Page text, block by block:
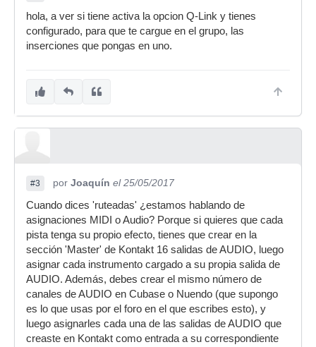
hola, a ver si tiene activa la opcion Q-Link y tienes
configurado, para que te cargue en el grupo, las
inserciones que pongas en uno.
#3 por Joaquín el 25/05/2017
Cuando dices 'ruteadas' ¿estamos hablando de
asignaciones MIDI o Audio? Porque si quieres que cada
pista tenga su propio efecto, tienes que crear en la
sección 'Master' de Kontakt 16 salidas de AUDIO, luego
asignar cada instrumento cargado a su propia salida de
AUDIO. Además, debes crear el mismo número de
canales de AUDIO en Cubase o Nuendo (que supongo
es lo que usas por el foro en el que escribes esto), y
luego asignarles cada una de las salidas de AUDIO que
creaste en Kontakt como entrada a su correspondiente